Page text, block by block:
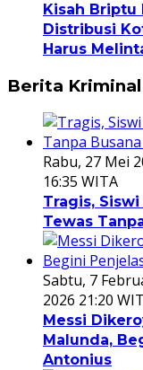
Kisah Briptu
Distribusi
Harus
Berita Kriminal
Rabu, 27 Mei
16:35 WITA
Tragis,
Tewas
Sabtu, 7
2026 21:20
Messi
Malunda,
Antonius